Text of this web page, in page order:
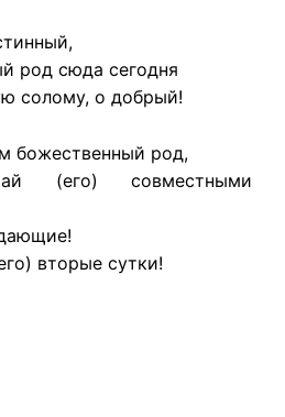
род сюда сегодня
солому, о добрый!
божественный род,
(его) совместными
вторые сутки!